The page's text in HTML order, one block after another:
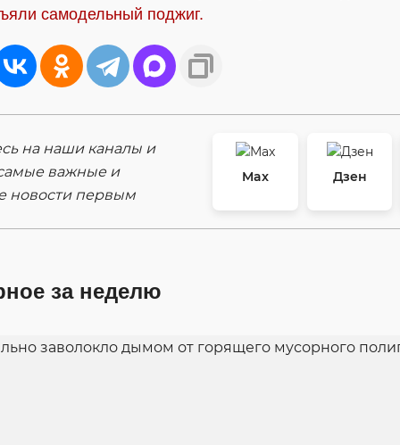
самодельный поджиг.
на наши каналы и
важные и
новости первым
Max Дзен
за неделю